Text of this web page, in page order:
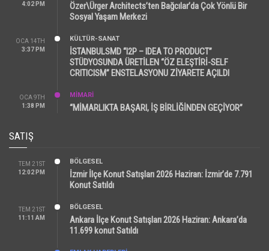
4:02 PM
Özer\Ürger Architects’ten Bağcılar’da Çok Yönlü Bir
Sosyal Yaşam Merkezi
OCA 14TH
3:37 PM
KÜLTÜR-SANAT
İSTANBULSMD “I2P – IDEA TO PRODUCT”
STÜDYOSUNDA ÜRETİLEN “ÖZ ELEŞTİRİ-SELF
CRITICISM” ENSTELASYONU ZİYARETE AÇILDI
OCA 9TH
1:38 PM
MİMARİ
“MİMARLIKTA BAŞARI, İŞ BİRLİĞİNDEN GEÇİYOR”
SATIŞ
TEM 21ST
12:02 PM
BÖLGESEL
İzmir İlçe Konut Satışları 2026 Haziran: İzmir’de 7.791
Konut Satıldı
TEM 21ST
11:11 AM
BÖLGESEL
Ankara İlçe Konut Satışları 2026 Haziran: Ankara’da
11.699 konut Satıldı